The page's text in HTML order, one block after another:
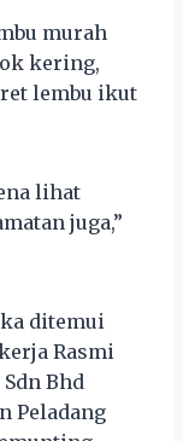
murah
kering,
lembu ikut
lihat
juga,”
ditemui
Rasmi
Bhd
Peladang